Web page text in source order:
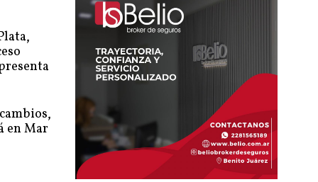
en Mar